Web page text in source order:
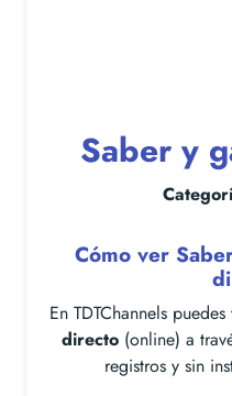
Saber y
Cómo ver
En TDTChannels
directo (online) a
registros y sin